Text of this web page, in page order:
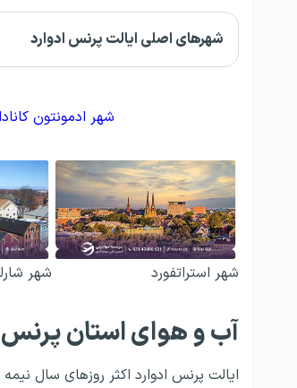
شهرهای اصلی ایالت پرنس ادوارد
شهر ادمونتون کانادا
شهر استراتفورد شهر
آب و هوای استان پرنس